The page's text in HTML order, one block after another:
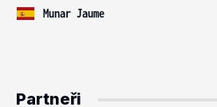
Munar Jaume
Partneři